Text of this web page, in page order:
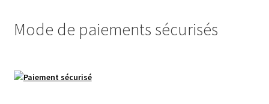
Mode de paiements sécurisés